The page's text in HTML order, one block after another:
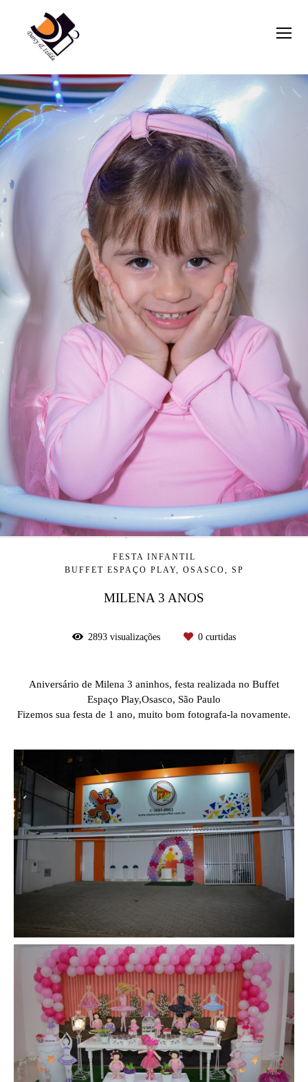
FESTA INFANTIL
BUFFET ESPAÇO PLAY, OSASCO, SP
MILENA 3 ANOS
2893 visualizações 0 curtidas
Aniversário de Milena 3 aninhos, festa realizada no Buffet
Espaço Play,Osasco, São Paulo
Fizemos sua festa de 1 ano, muito bom fotografa-la novamente.